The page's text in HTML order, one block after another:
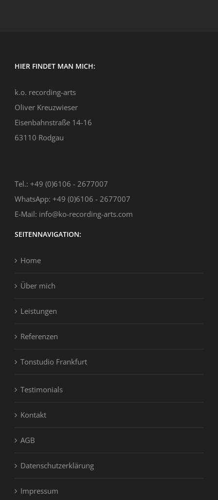
HIER FINDET MAN MICH:
k.o. recording-arts
Oliver Kreuzwieser
Eisenbahnstraße 14-16
63110 Rodgau
Tel.: +49 (0)6106 - 2677007
WhatsApp: +49 (0)6106 - 2677007
E-Mail: info@ko-recording-arts.com
SEITENNAVIGATION:
Home
Über mich
Leistungen
Referenzen
Tonstudio Frankfurt
Testimonials
Kontakt
AGB
Datenschutzerklärung
Impressum